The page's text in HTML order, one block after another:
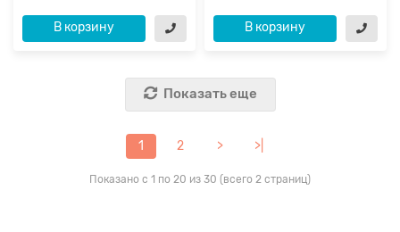
В корзину В корзину
Показать еще
1 2 > >|
Показано с 1 по 20 из 30 (всего 2 страниц)